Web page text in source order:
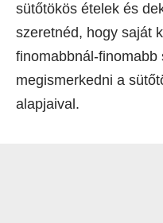
sütőtökös ételek és
szeretnéd, hogy saját
finomabbnál-
megismerkedni a
alapjaival.